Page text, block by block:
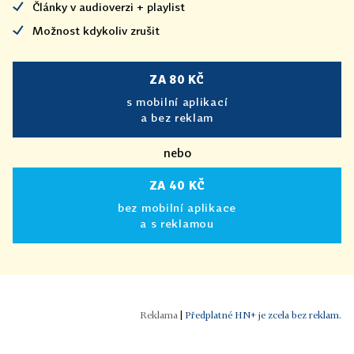
Články v audioverzi + playlist
Možnost kdykoliv zrušit
ZA 80 KČ
s mobilní aplikací
a bez reklam
nebo
ZA 40 KČ
bez mobilní aplikace
a s reklamou
| Předplatné HN+ je zcela bez reklam.